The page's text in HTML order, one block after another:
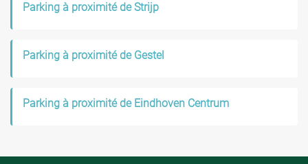
Parking à proximité de Strijp
Parking à proximité de Gestel
Parking à proximité de Eindhoven Centrum